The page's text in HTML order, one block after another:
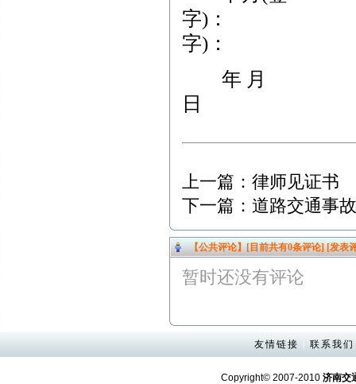
字)
字)：
年 月
日
上一篇： 律师见证书
下一篇： 道路交通事
【公共评论】[目前共有0条评论][发表
暂时还没有评论
友情链接 联系我们
Copyright© 2007-2010 济南交